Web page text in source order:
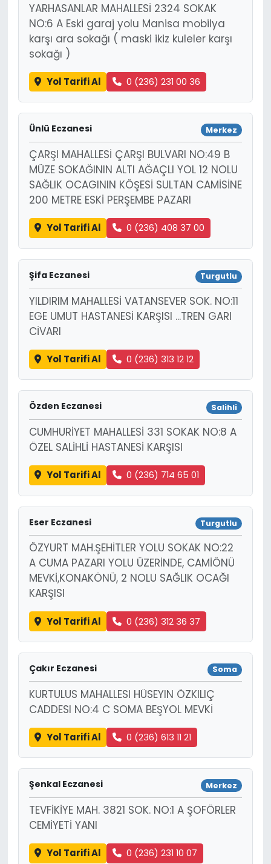
YARHASANLAR MAHALLESİ 2324 SOKAK
NO:6 A Eski garaj yolu Manisa mobilya
karşı ara sokağı ( maski ikiz kuleler karşı
sokağı )
Yol Tarifi Al 0 (236) 231 00 36
Ünlü Eczanesi Merkez
ÇARŞI MAHALLESİ ÇARŞI BULVARI NO:49 B
MÜZE SOKAĞININ ALTI AĞAÇLI YOL 12 NOLU
SAĞLIK OCAGININ KÖŞESİ SULTAN CAMİSİNE
200 METRE ESKİ PERŞEMBE PAZARI
Yol Tarifi Al 0 (236) 408 37 00
Şifa Eczanesi Turgutlu
YILDIRIM MAHALLESİ VATANSEVER SOK. NO:11
EGE UMUT HASTANESİ KARŞISI ...TREN GARI
CİVARI
Yol Tarifi Al 0 (236) 313 12 12
Özden Eczanesi Salihli
CUMHURİYET MAHALLESİ 331 SOKAK NO:8 A
ÖZEL SALİHLİ HASTANESİ KARŞISI
Yol Tarifi Al 0 (236) 714 65 01
Eser Eczanesi Turgutlu
ÖZYURT MAH.ŞEHİTLER YOLU SOKAK NO:22
A CUMA PAZARI YOLU ÜZERİNDE, CAMİÖNÜ
MEVKİ,KONAKÖNÜ, 2 NOLU SAĞLIK OCAĞI
KARŞISI
Yol Tarifi Al 0 (236) 312 36 37
Çakır Eczanesi Soma
KURTULUS MAHALLESI HÜSEYIN ÖZKILIÇ
CADDESI NO:4 C SOMA BEŞYOL MEVKİ
Yol Tarifi Al 0 (236) 613 11 21
Şenkal Eczanesi Merkez
TEVFİKİYE MAH. 3821 SOK. NO:1 A ŞOFÖRLER
CEMİYETİ YANI
Yol Tarifi Al 0 (236) 231 10 07